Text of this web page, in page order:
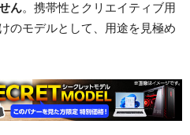
ん。携帯性とクリエイティブ用
のモデルとして、用途を見極め